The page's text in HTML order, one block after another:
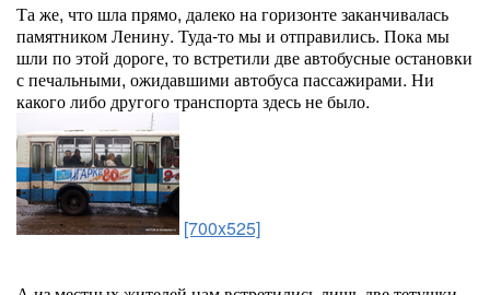
Та же, что шла прямо, далеко на горизонте заканчивалась
памятником Ленину. Туда-то мы и отправились. Пока мы
шли по этой дороге, то встретили две автобусные остановки
с печальными, ожидавшими автобуса пассажирами. Ни
какого либо другого транспорта здесь не было.
[700x525]